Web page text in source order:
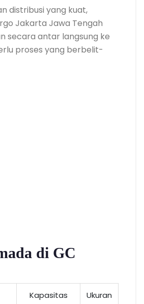
distribusi yang kuat,
Jakarta Jawa Tengah
secara antar langsung ke
proses yang berbelit-
di GC
Kapasitas Ukuran